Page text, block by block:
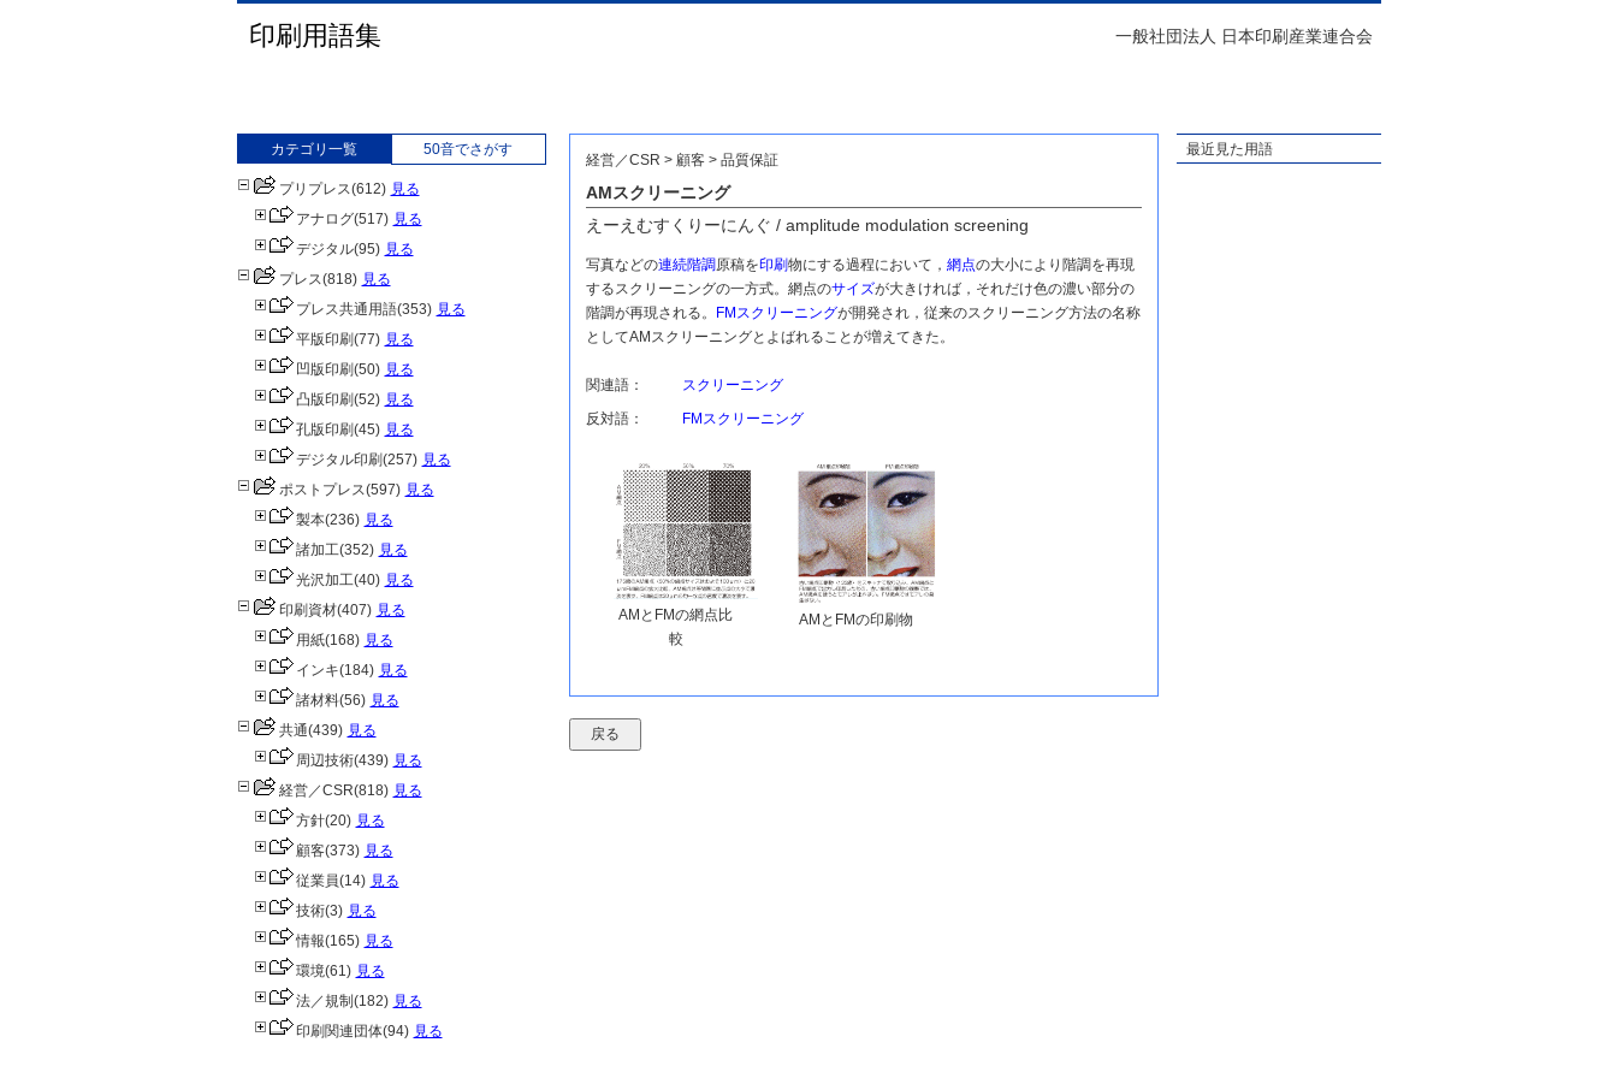
印刷用語集 一般社団法人 日本印刷産業連合会
カテゴリ一覧 50音でさがす
プリプレス(612) 見る
アナログ(517) 見る
デジタル(95) 見る
プレス(818) 見る
プレス共通用語(353) 見る
平版印刷(77) 見る
凹版印刷(50) 見る
凸版印刷(52) 見る
孔版印刷(45) 見る
デジタル印刷(257) 見る
ポストプレス(597) 見る
製本(236) 見る
諸加工(352) 見る
光沢加工(40) 見る
印刷資材(407) 見る
用紙(168) 見る
インキ(184) 見る
諸材料(56) 見る
共通(439) 見る
周辺技術(439) 見る
経営／CSR(818) 見る
方針(20) 見る
顧客(373) 見る
従業員(14) 見る
技術(3) 見る
情報(165) 見る
環境(61) 見る
法／規制 (182) 見る
印刷関連団体(94) 見る
経営／CSR > 顧客 > 品質保証
AMスクリーニング
えーえむすくりーにんぐ / amplitude modulation screening
写真などの連続階調 原稿を印刷物にする過程において， 網点の大小により階調を再現
するスクリーニングの一方式。網点のサイズが大きければ，それだけ色の濃い部分の
階調が再現される。
FMスクリーニングが開発され，従来のスクリーニング方法の名称
としてAMスクリーニングとよばれることが増えてきた。
関連語：
スクリーニング
反対語：
FMスクリーニング
AMとFMの網点比
較
AMとFMの印刷物
最近見た用語